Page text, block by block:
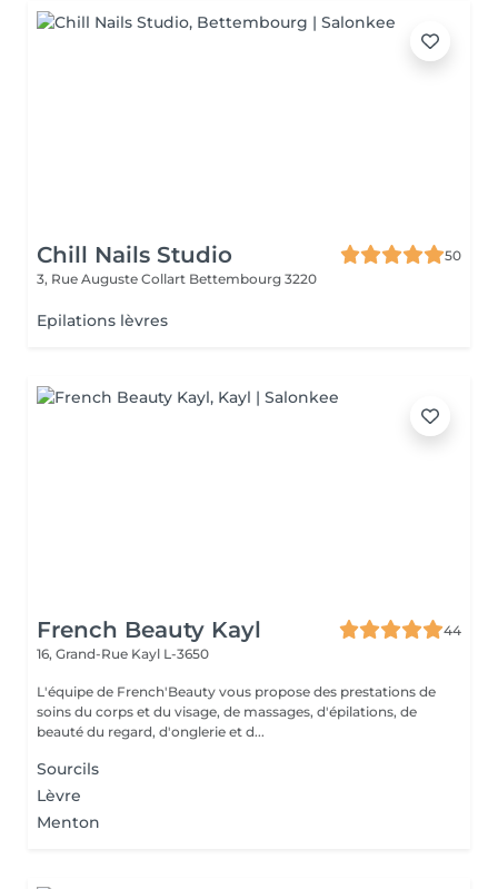
Chill Nails Studio
50
3, Rue Auguste Collart Bettembourg 3220
Epilations lèvres
French Beauty Kayl
44
16, Grand-Rue Kayl L-3650
L'équipe de French'Beauty vous propose des prestations de
soins du corps et du visage, de massages, d'épilations, de
beauté du regard, d'onglerie et d...
Sourcils
Lèvre
Menton